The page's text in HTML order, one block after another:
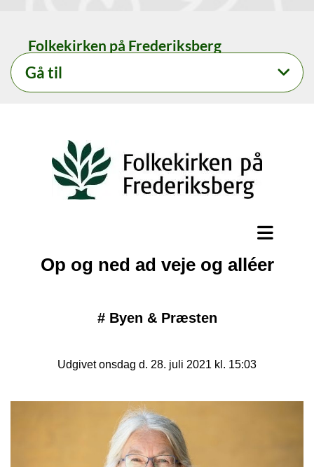
Folkekirken på Frederiksberg
Gå til
Op og ned ad veje og alléer
# Byen & Præsten
Udgivet onsdag d. 28. juli 2021 kl. 15:03